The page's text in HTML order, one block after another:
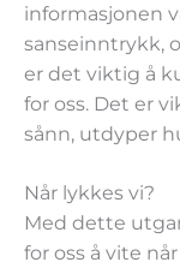
informasjonen
sanseinntrykk,
er det viktig å
for oss. Det er
sånn, utdyper
Når lykkes vi?
Med dette
for oss å vite